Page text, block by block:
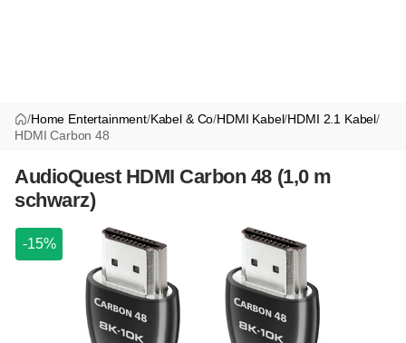
/Home Entertainment/Kabel & Co/HDMI Kabel/HDMI 2.1 Kabel/
HDMI Carbon 48
AudioQuest HDMI Carbon 48 (1,0 m
schwarz)
-15%